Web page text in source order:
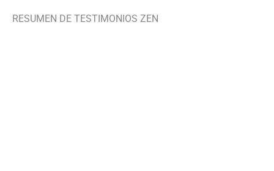
RESUMEN DE TESTIMONIOS ZEN